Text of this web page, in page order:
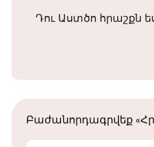
Դու Աստծո հրաշքն
Բաժանորդագրվեք